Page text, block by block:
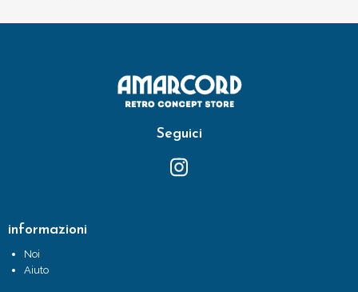
Seguici
informazioni
Noi
Aiuto